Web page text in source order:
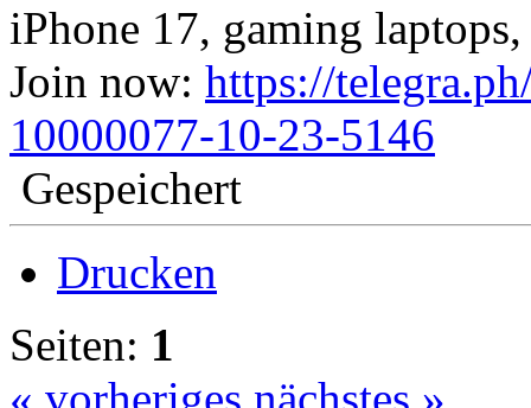
iPhone 17, gaming
Join now: https://
10000077-10-23-5146
Gespeichert
Drucken
Seiten: 1